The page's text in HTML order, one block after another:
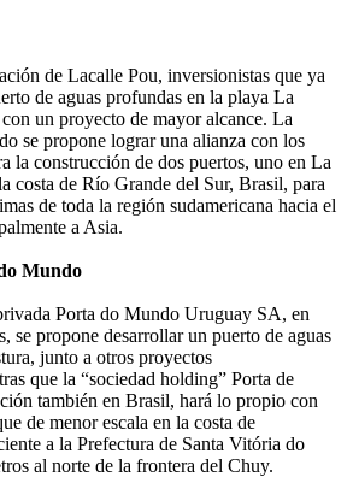
de Lacalle Pou, inversionistas que ya
de aguas profundas en la playa La
un proyecto de mayor alcance. La
se propone lograr una alianza con los
la construcción de dos puertos, uno en La
costa de Río Grande del Sur, Brasil, para
de toda la región sudamericana hacia el
a Asia.
Mundo
Porta do Mundo Uruguay SA, en
se propone desarrollar un puerto de aguas
junto a otros proyectos
que la “sociedad holding” Porta de
también en Brasil, hará lo propio con
de menor escala en la costa de
a la Prefectura de Santa Vitória do
al norte de la frontera del Chuy.